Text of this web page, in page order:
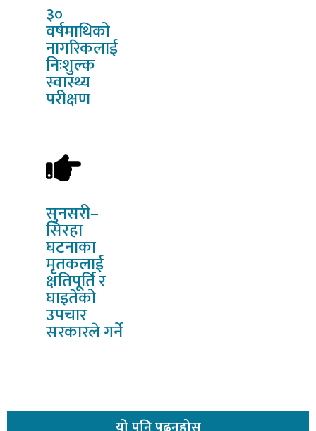
३०
वर्षमाथिको
नागरिकलाई
निःशुल्क
स्वास्थ्य
परीक्षण
सुनसरी–
सिरहा
घटनाका
मृतकलाई
क्षतिपूर्ति र
घाइतेको
उपचार
सरकारले गर्ने